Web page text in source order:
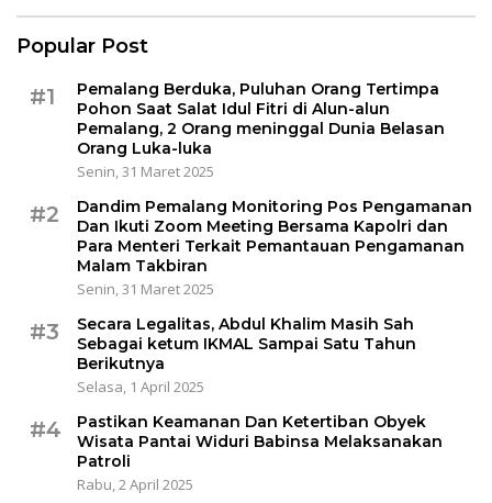
Popular Post
#1
Pemalang Berduka, Puluhan Orang Tertimpa
Pohon Saat Salat Idul Fitri di Alun-alun
Pemalang, 2 Orang meninggal Dunia Belasan
Orang Luka-luka
Senin, 31 Maret 2025
#2
Dandim Pemalang Monitoring Pos Pengamanan
Dan Ikuti Zoom Meeting Bersama Kapolri dan
Para Menteri Terkait Pemantauan Pengamanan
Malam Takbiran
Senin, 31 Maret 2025
#3
Secara Legalitas, Abdul Khalim Masih Sah
Sebagai ketum IKMAL Sampai Satu Tahun
Berikutnya
Selasa, 1 April 2025
#4
Pastikan Keamanan Dan Ketertiban Obyek
Wisata Pantai Widuri Babinsa Melaksanakan
Patroli
Rabu, 2 April 2025